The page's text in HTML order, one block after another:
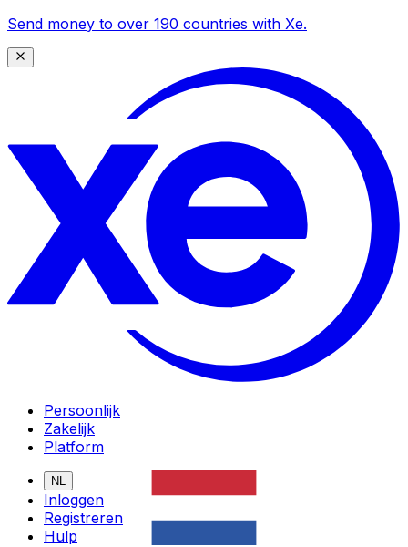
Send money to over 190 countries with Xe.
Persoonlijk
Zakelijk
Platform
NL
Inloggen
Registreren
Hulp